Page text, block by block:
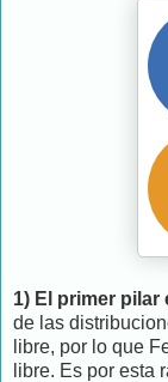
1) El primer pilar
de las
libre, por lo que
libre. Es por esta